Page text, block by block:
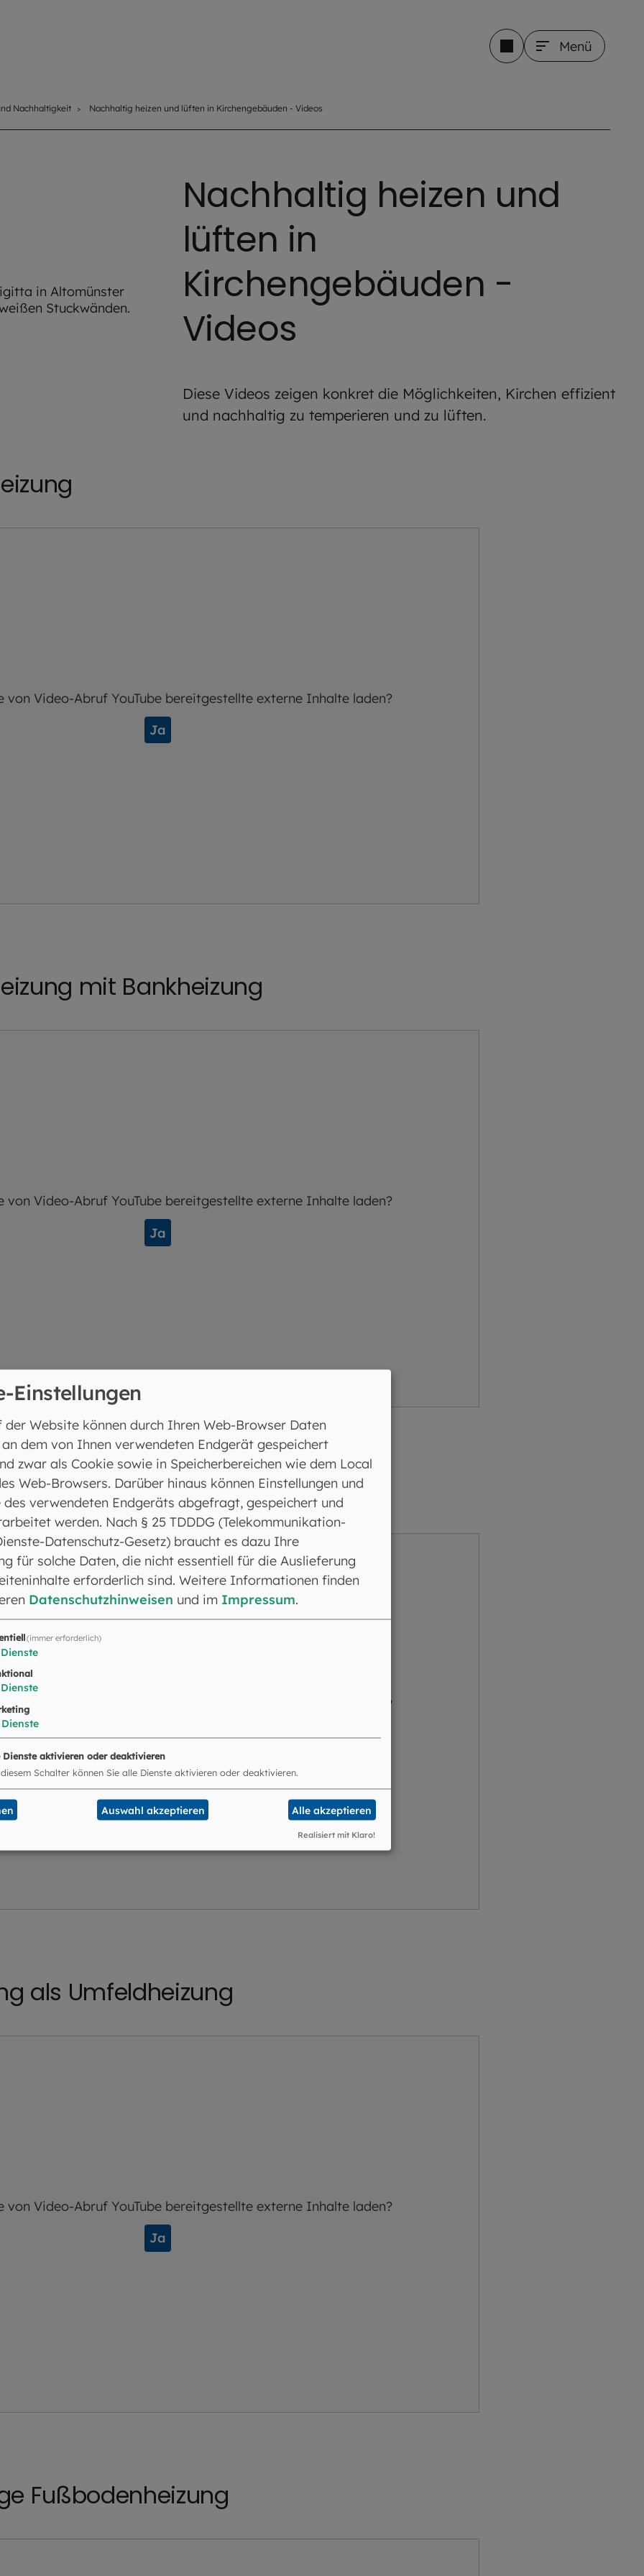
Menü
Nachhaltigkeit Nachhaltig heizen und lüften in Kirchengebäuden - Videos
Nachhaltig heizen und
lüften in
Kirchengebäuden -
Videos
Diese Videos zeigen konkret die Möglichkeiten, Kirchen effizient
und nachhaltig zu temperieren und zu lüften.
von Video-Abruf YouTubebereitgestellte externe Inhalte laden?
Ja
mit Bankheizung
von Video-Abruf YouTubebereitgestellte externe Inhalte laden?
Ja
mit Steuerung
von
bereitgestellte externe Inhalte laden?
Ja
als Umfeldheizung
von Video-Abruf YouTubebereitgestellte externe Inhalte laden?
Ja
Fußbodenheizung
Einstellungen
Website können durch Ihren Web-Browser Daten
dem von Ihnen verwendeten Endgerät gespeichert
zwar als Cookie sowie in Speicherbereichen wie dem Local
Web-Browsers. Darüber hinaus können Einstellungen und
des verwendeten Endgeräts abgefragt, gespeichert und
werden. Nach § 25 TDDDG (Telekommunikation-
Datenschutz-Gesetz) braucht es dazu Ihre
für solche Daten, die nicht essentiell für die Auslieferung
erforderlich sind. Weitere Informationen finden
Datenschutzhinweisen und im Impressum.
(immer erforderlich)
Dienste
Dienste
Dienste
Dienste aktivieren oder deaktivieren
Schalter können Sie alle Dienste aktivieren oder deaktivieren.
Auswahl akzeptieren Alle akzeptieren
Realisiert mit Klaro!